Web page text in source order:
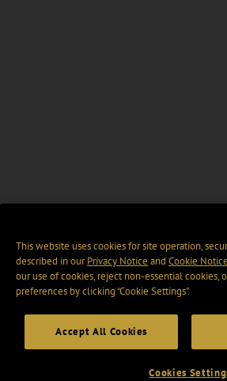
This website uses cookies for site operation,
described in ourPrivacy Notice and Cookie Notice
our use of cookies, reject non-essential cookies,
preferences by clicking “Cookie Settings".
Accept All Cookies
Cookies